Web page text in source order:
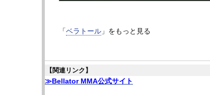
「ベラトール 」をもっと見る
【関連リンク】
≫Bellator MMA公式サイト